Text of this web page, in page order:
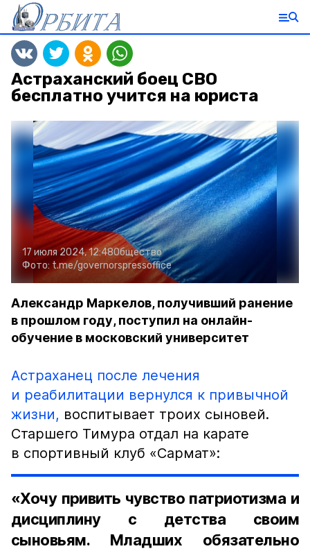
Астраханский боец СВО
бесплатно учится на юриста
17 июля 2024, 12:48Общество
Фото: t.me/governorspressoffice
Александр Маркелов, получивший ранение
в прошлом году, поступил на онлайн-
обучение в московский университет
Астраханец после лечения
и реабилитации вернулся к привычной
жизни, воспитывает троих сыновей.
Старшего Тимура отдал на карате
в спортивный клуб «Сармат»:
«Хочу привить чувство патриотизма и
дисциплину с детства своим
сыновьям. Младших обязательно